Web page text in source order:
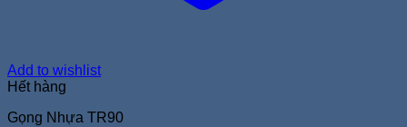
Add to wishlist
Hết hàng
Gọng Nhựa TR90